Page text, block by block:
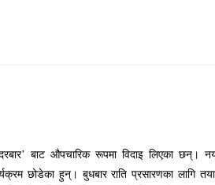
बाट औपचारिक रूपमा विदाइ लिएका छन्।
छोडेका हुन्। बुधबार राति प्रसारणका लागि